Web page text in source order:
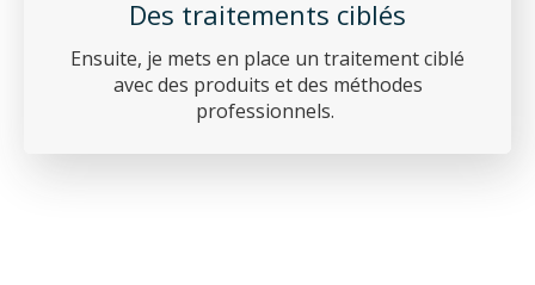
Des traitements ciblés
Ensuite, je mets en place un traitement ciblé
avec des produits et des méthodes
professionnels.